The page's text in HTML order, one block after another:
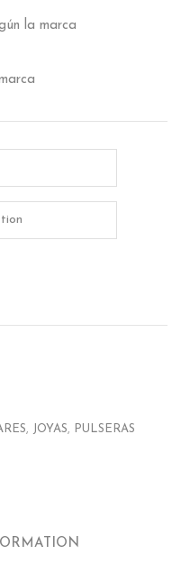
la marca
, JOYAS, PULSERAS